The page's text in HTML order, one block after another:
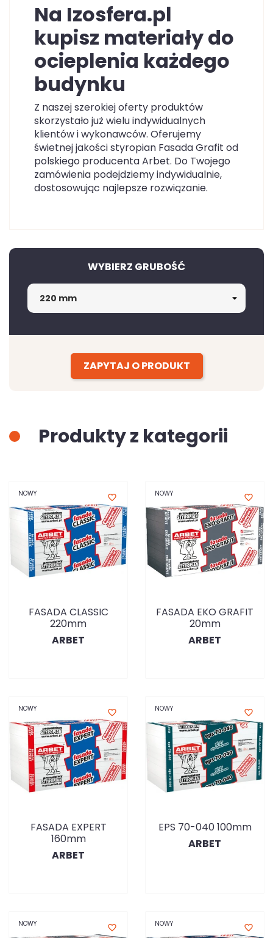
Na Izosfera.pl
kupisz materiały do
ocieplenia każdego
budynku
Z naszej szerokiej oferty produktów
skorzystało już wielu indywidualnych
klientów i wykonawców. Oferujemy
świetnej jakości styropian Fasada Grafit od
polskiego producenta Arbet. Do Twojego
zamówienia podejdziemy indywidualnie,
dostosowując najlepsze rozwiązanie.
WYBIERZ GRUBOŚĆ
ZAPYTAJ O PRODUKT
Produkty z kategorii
NOWY favorite_border
FASADA CLASSIC
220mm
ARBET
NOWY favorite_border
FASADA EKO GRAFIT
20mm
ARBET
NOWY favorite_border
FASADA EXPERT
160mm
ARBET
NOWY favorite_border
EPS 70-040 100mm
ARBET
NOWY favorite_border NOWY favorite_border